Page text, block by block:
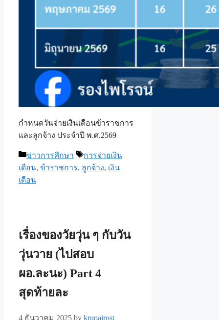
กำหนดวันจ่ายเงินเดือนข้าราชการ
และลูกจ้าง ประจำปี พ.ศ.​2569
Categories
ข่าวการศึกษา Tags
การจ่ายเงิน
เดือน, ข้าราชการ, ลูกจ้าง, เงิน
เดือน
เรื่องของวัยวุ่น ๆ กับวัน
วุ่นวาย (ไปสอบ
ผอ.ละนะ) Part 4
สุดท้ายละ
4 ธันวาคม 2025 by krupairost